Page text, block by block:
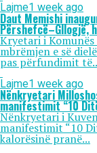
Lajme1 week ago
Daut Memishi
Përshefcë–Gllogjë,
Kryetari i Komunës
mbrëmjen e së
pas përfundimit
Lajme1 week ago
Nënkryetari
manifestimit “10
Nënkryetari i
manifestimit “10
kalorësinë pranë...